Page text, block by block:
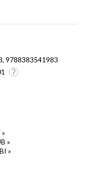
9788383541983
»
»